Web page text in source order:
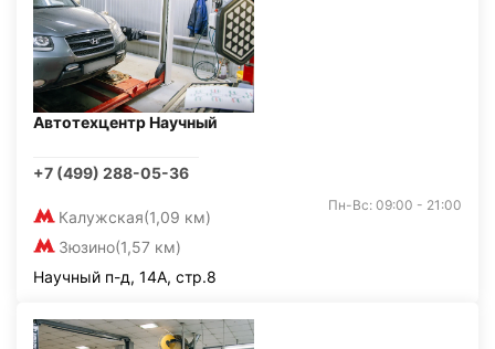
Автотехцентр Научный
+7 (499) 288-05-36
Калужская(1,09 км)
Зюзино(1,57 км)
Пн-Вс: 09:00 - 21:00
Научный п-д, 14А, стр.8